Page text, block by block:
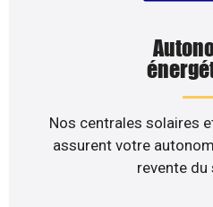
Nos centrales solaires
assurent votre
revente du